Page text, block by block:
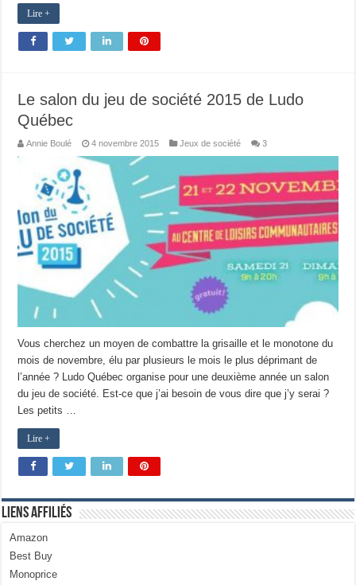
Lire +
Le salon du jeu de société 2015 de Ludo
Québec
Annie Boulé 4 novembre 2015 Jeux de société 3
Vous cherchez un moyen de combattre la grisaille et le monotone du
mois de novembre, élu par plusieurs le mois le plus déprimant de
l’année ? Ludo Québec organise pour une deuxième année un salon
du jeu de société. Est-ce que j’ai besoin de vous dire que j’y serai ?
Les petits …
Lire +
Liens Affiliés
Amazon
Best Buy
Monoprice